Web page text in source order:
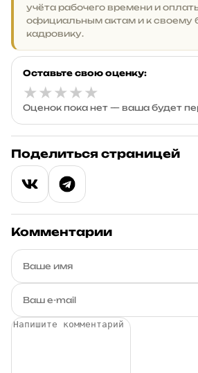
учёта рабочего времени и
официальным актам и к своему
кадровику.
Оставьте свою оценку:
★★★★★
Оценок пока нет — ваша будет
Поделиться страницей
Комментарии